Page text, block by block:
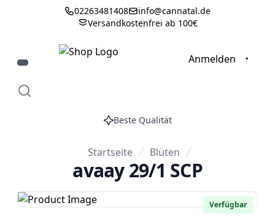
02263481408
info@cannatal.de
Versandkostenfrei ab 100€
Anmelden
Beste Qualität
Startseite Blüten
avaay 29/1 SCP
Verfügbar